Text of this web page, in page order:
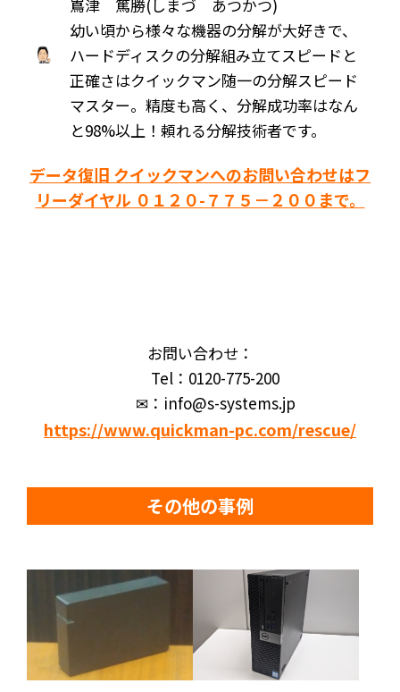
嶌津 篤勝(しまづ あつかつ)
幼い頃から様々な機器の分解が大好きで、
ハードディスクの分解組み立てスピードと
正確さはクイックマン随一の分解スピード
マスター。精度も高く、分解成功率はなん
と98%以上！頼れる分解技術者です。
データ復旧 クイックマンへのお問い合わせはフ
リーダイヤル ０１２０-７７５－２００まで。
お問い合わせ：
Tel：0120-775-200
✉：info@s-systems.jp
https://www.quickman-pc.com/rescue/
その他の事例